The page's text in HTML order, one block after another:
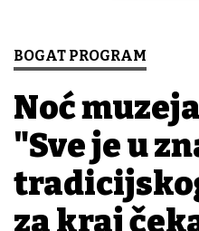
BOGAT PROGRAM
Noć
"Sve je u
za kraj